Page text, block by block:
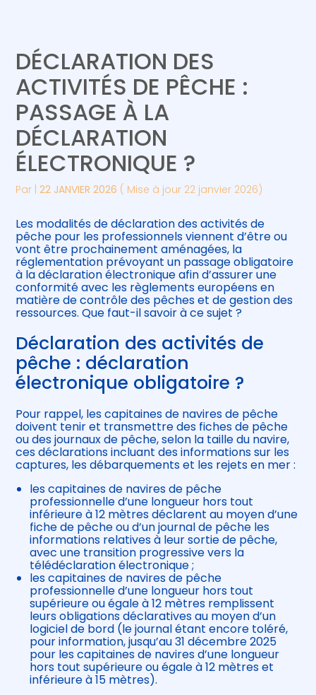
Gérer votre quotidien
Piloter votre entreprise
Développer votre entreprise
Construire votre patrimoine
Être prêt pour la facturation
électronique
Suivre votre comptabilité
Gérer vos ressources humaines
DÉCLARATION DES
ACTIVITÉS DE PÊCHE :
PASSAGE À LA
DÉCLARATION
ÉLECTRONIQUE ?
Par |22 JANVIER 2026 ( Mise à jour 22 janvier 2026)
Les modalités de déclaration des activités de
pêche pour les professionnels viennent d’être ou
vont être prochainement aménagées, la
réglementation prévoyant un passage obligatoire
à la déclaration électronique afin d’assurer une
conformité avec les règlements européens en
matière de contrôle des pêches et de gestion des
ressources. Que faut-il savoir à ce sujet ?
Déclaration des activités de
pêche : déclaration
électronique obligatoire ?
Pour rappel, les capitaines de navires de pêche
doivent tenir et transmettre des fiches de pêche
ou des journaux de pêche, selon la taille du navire,
ces déclarations incluant des informations sur les
captures, les débarquements et les rejets en mer :
les capitaines de navires de pêche
professionnelle d’une longueur hors tout
inférieure à 12 mètres déclarent au moyen d’une
fiche de pêche ou d’un journal de pêche les
informations relatives à leur sortie de pêche,
avec une transition progressive vers la
télédéclaration électronique ;
les capitaines de navires de pêche
professionnelle d’une longueur hors tout
supérieure ou égale à 12 mètres remplissent
leurs obligations déclaratives au moyen d’un
logiciel de bord (le journal étant encore toléré,
pour information, jusqu’au 31 décembre 2025
pour les capitaines de navires d’une longueur
hors tout supérieure ou égale à 12 mètres et
inférieure à 15 mètres).